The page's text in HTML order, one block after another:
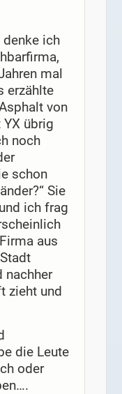
ich
mal
erzählte
von
übrig
noch
schon
Sie
ich frag
aus
nachher
zieht und
die Leute
oder